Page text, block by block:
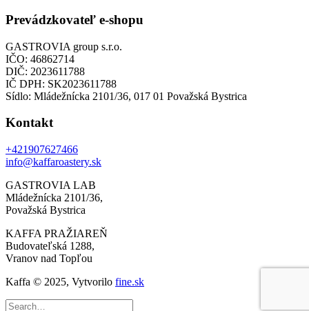
Prevádzkovateľ e-shopu
GASTROVIA group s.r.o.
IČO: 46862714
DIČ: 2023611788
IČ DPH: SK2023611788
Sídlo: Mládežnícka 2101/36, 017 01 Považská Bystrica
Kontakt
+421907627466
info@kaffaroastery.sk
GASTROVIA LAB
Mládežnícka 2101/36,
Považská Bystrica
KAFFA PRAŽIAREŇ
Budovateľská 1288,
Vranov nad Topľou
Kaffa © 2025, Vytvorilo fine.sk